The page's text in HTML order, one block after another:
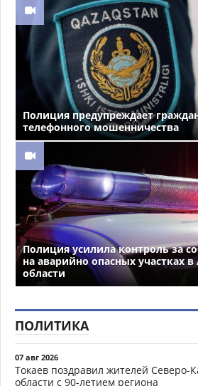
Полиция предупреждает
телефонного мошенничества
Полиция усилила контроль за
на аварийно опасных участках
области
ПОЛИТИКА
07 авг 2026
Токаев поздравил жителей Северо-
области с 90-летием региона